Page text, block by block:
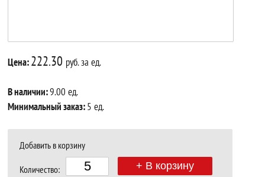
Цена:222.30 руб. за ед.
В наличии:9.00 ед.
Минимальный заказ:5 ед.
Добавить в корзину
Количество: + В корзину